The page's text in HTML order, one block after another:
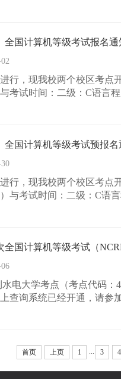
全国计算机等级考试报名通
行，现我校两个校区考点
考试时间：二级：C语言
全国计算机等级考试预报名
行，现我校两个校区考点
与考试时间：二级：C语
全国计算机等级考试（
电大学考点（考点代码：
查询系统已经开通，请参
首页 上页 1 3 4